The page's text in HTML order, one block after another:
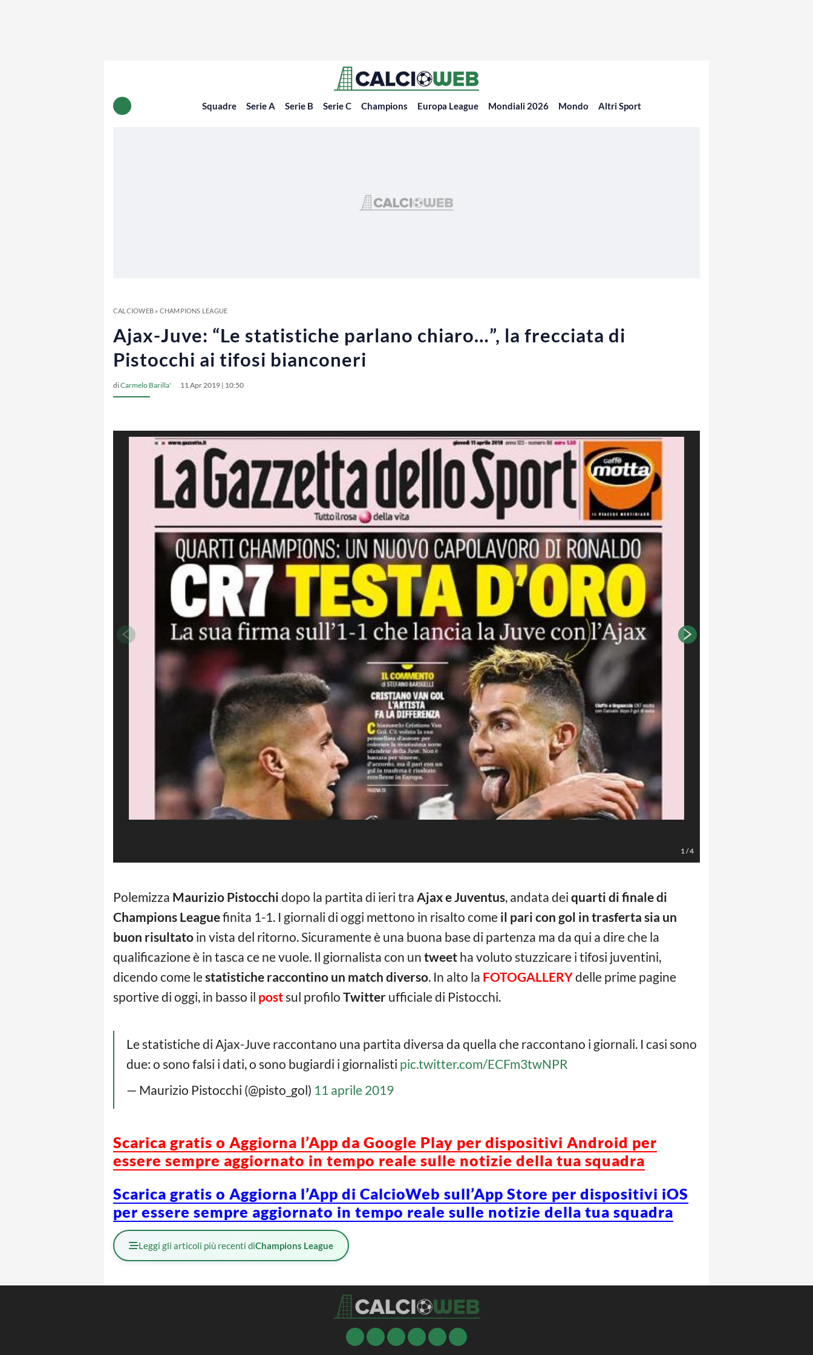
Squadre Serie A Serie B Serie C Champions Europa League Mondiali 2026 Mondo Altri Sport
CALCIOWEB» CHAMPIONS LEAGUE
Ajax-Juve: “Le statistiche parlano chiaro…”, la frecciata di
Pistocchi ai tifosi bianconeri
diCarmelo Barilla' 11 Apr 2019 | 10:50
1/4
Polemizza Maurizio Pistocchi dopo la partita di ieri tra Ajax e Juventus, andata dei quarti di finale di
Champions Leaguefinita 1-1. I giornali di oggi mettono in risalto come il pari con gol in trasferta sia un
buon risultato in vista del ritorno. Sicuramente è una buona base di partenza ma da qui a dire che la
qualificazione è in tasca ce ne vuole. Il giornalista con un tweet ha voluto stuzzicare i tifosi juventini,
dicendo come lestatistiche raccontino un match diverso. In alto la FOTOGALLERYdelle prime pagine
sportive di oggi, in basso il postsul profilo Twitter ufficiale di Pistocchi.
Le statistiche di Ajax-Juve raccontano una partita diversa da quella che raccontano i giornali. I casi sono
due: o sono falsi i dati, o sono bugiardi i giornalisti pic.twitter.com/ECFm3twNPR
— Maurizio Pistocchi (@pisto_gol) 11 aprile 2019
Scarica gratis o Aggiorna l’App da Google Play per dispositivi Android per
essere sempre aggiornato in tempo reale sulle notizie della tua squadra
Scarica gratis o Aggiorna l’App di CalcioWeb sull’App Store per dispositivi iOS
per essere sempre aggiornato in tempo reale sulle notizie della tua squadra
Leggi gli articoli più recenti diChampions League